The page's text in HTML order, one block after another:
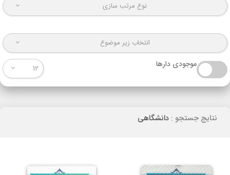
نوع مرتب سازی
انتخاب زیر موضوع
موجودی دارها 12
نتایج جستجو : دانشگاهی